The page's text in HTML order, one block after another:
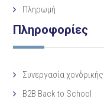
Πληρωμή
Πληροφορίες
Συνεργασία χονδρικής
B2B Back to School